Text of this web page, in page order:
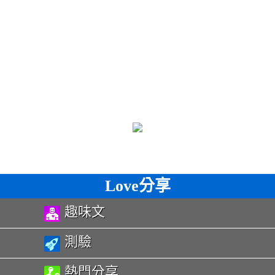
Love分享
趣味文
測驗
熱門分享